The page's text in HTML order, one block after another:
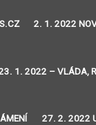
2. 1. 2022
1. 2022 – VLÁDA,
27. 2. 2022